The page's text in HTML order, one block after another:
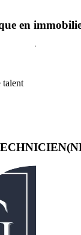
en
talent